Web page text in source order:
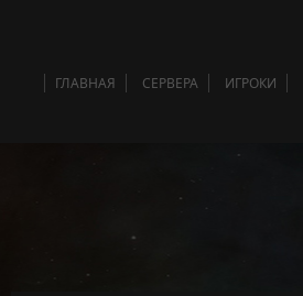
ГЛАВНАЯ СЕРВЕРА ИГРОКИ